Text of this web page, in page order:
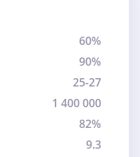
60%
90%
25-27
1 400 000
82%
9.3